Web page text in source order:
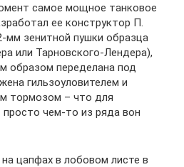
самое мощное танковое
ее конструктор П.
мм зенитной пушки образца
или Тарновского-Лендера),
образом переделана под
гильзоуловителем и
тормозом – что для
чем-то из ряда вон
цапфах в лобовом листе в